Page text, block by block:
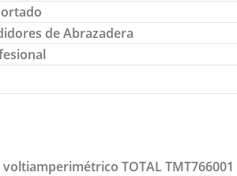
de Abrazadera
TOTAL TMT766001